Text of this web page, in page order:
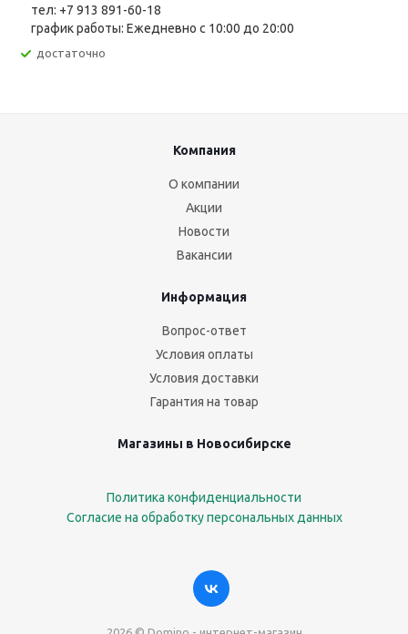
тел: +7 913 891-60-18
график работы: Ежедневно с 10:00 до 20:00
Достаточно
Компания
О компании
Акции
Новости
Вакансии
Информация
Вопрос-ответ
Условия оплаты
Условия доставки
Гарантия на товар
Магазины в Новосибирске
Политика конфиденциальности
Согласие на обработку персональных данных